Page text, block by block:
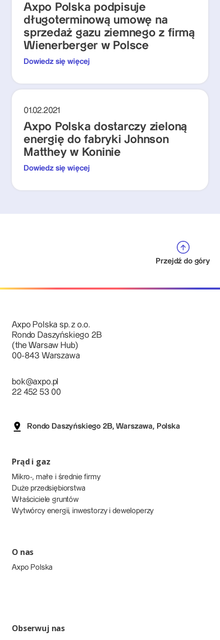
Axpo Polska podpisuje
długoterminową umowę na
sprzedaż gazu ziemnego z firmą
Wienerberger w Polsce
Dowiedz się więcej
01.02.2021
Axpo Polska dostarczy zieloną
energię do fabryki Johnson
Matthey w Koninie
Dowiedz się więcej
Przejdź do góry
Axpo Polska sp. z o.o.
Rondo Daszyńskiego 2B
(the Warsaw Hub)
00-843 Warszawa
bok@axpo.pl
22 452 53 00
Rondo Daszyńskiego 2B, Warszawa, Polska
Prąd i gaz
Mikro-, małe i średnie firmy
Duże przedsiębiorstwa
Właściciele gruntów
Wytwórcy energii, inwestorzy i deweloperzy
O nas
Axpo Polska
Obserwuj nas